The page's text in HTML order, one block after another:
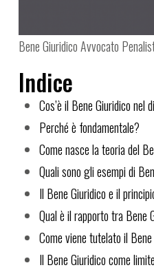
Bene Giuridico Avvocato
Indice
Cos’è il Bene Giuridico nel
Perché è fondamentale?
Come nasce la teoria del
Quali sono gli esempi di
Il Bene Giuridico e il
Qual è il rapporto tra Bene
Come viene tutelato il
Il Bene Giuridico come